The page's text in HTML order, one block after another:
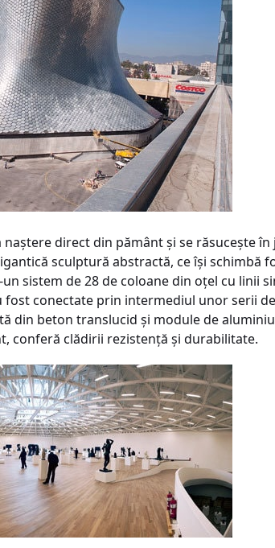
direct din pământ şi se răsuceşte
sculptură abstractă, ce îşi schimbă
sistem de 28 de coloane din oţel cu linii
fost conectate prin intermediul unor serii
din beton translucid şi module de
conferă clădirii rezistenţă şi durabilitate.